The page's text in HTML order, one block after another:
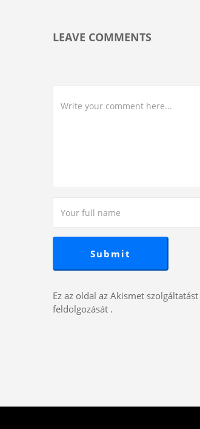
LEAVE COMMENTS
Ez az oldal az Akismet
feldolgozását .